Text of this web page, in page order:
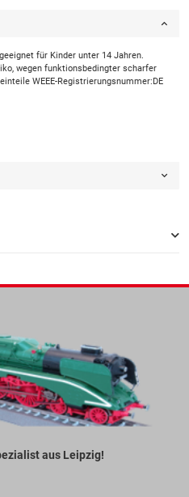
für Kinder unter 14 Jahren.
wegen funktionsbedingter scharfer
WEEE-Registrierungsnummer:DE
aus Leipzig!